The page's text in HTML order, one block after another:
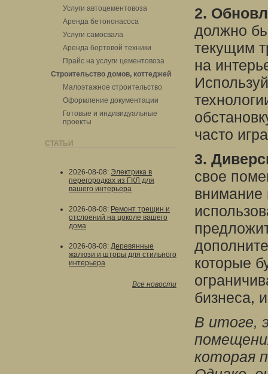
Услуги автоцементовоза
Аренда бетононасоса
Услуги самосвала
Аренда бортовой техники
Прайс на услуги цементовоза
Строительство домов, коттеджей
Малоэтажное строительство
Оформление документации
Готовые и индивидуальные
проекты
СТАТЬИ
2026-08-08: Электрика в
перегородках из ГКЛ для
вашего интерьера
2026-08-08: Ремонт трещин и
отслоений на цоколе вашего
дома
2026-08-08: Деревянные
жалюзи и шторы для стильного
интерьера
Все новости
2.
должно
текущим
на
часто
3.
свое
внимание
которые
бизнеса,
В итоге,
которая